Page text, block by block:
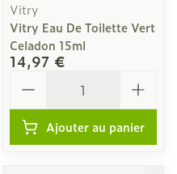
Vitry
Vitry Eau De Toilette Vert
Celadon 15ml
14,97 €
Ajouter au panier